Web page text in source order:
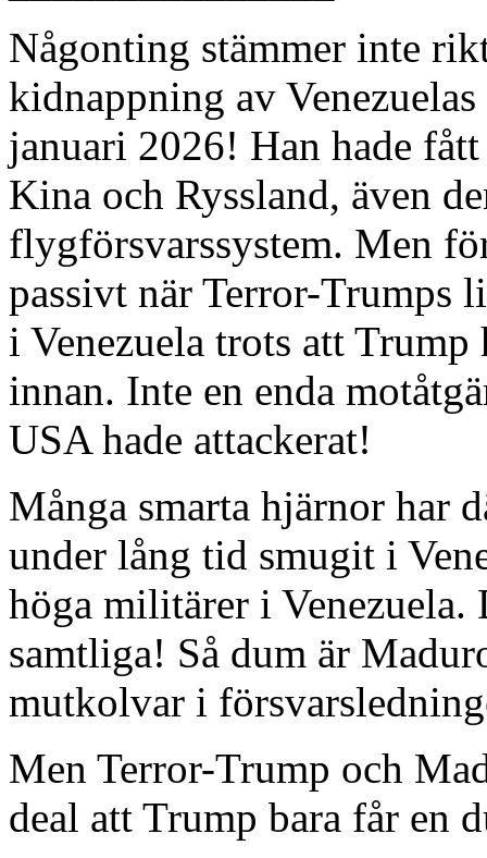
Någonting stämmer inte
kidnappning av
januari 2026! Han hade
Kina och Ryssland, även
flygförsvarssystem. Men
passivt när Terror-Trumps
i Venezuela trots att
innan. Inte en enda
USA hade attackerat!
Många smarta hjärnor har
under lång tid smugit i
höga militärer i
samtliga! Så dum är
mutkolvar i
Men Terror-Trump och
deal att Trump bara får en